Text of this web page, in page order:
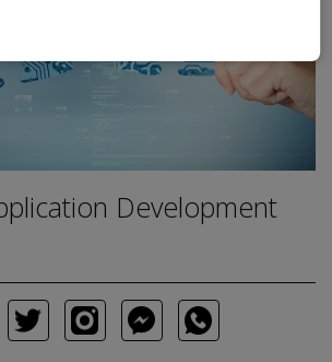
Development